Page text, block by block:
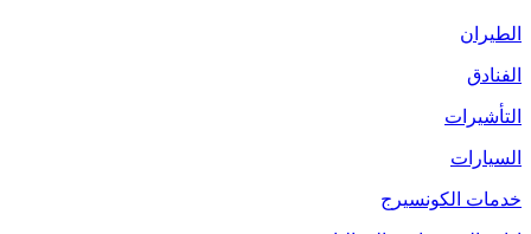
الطيران
الفنادق
التأشيرات
السيارات
خدمات الكونسيرج